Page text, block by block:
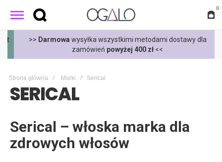
0
>>Darmowawysyłka wszystkimi metodami dostawy dla
zamówieńpowyżej 400 zł<<
Strona główna Marki Serical
SERICAL
Serical – włoska marka dla
zdrowych włosów